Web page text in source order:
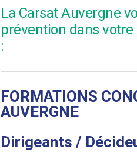
La Carsat Auvergne
prévention dans
:
FORMATIONS
AUVERGNE
Dirigeants /